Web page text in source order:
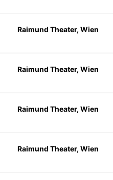
Raimund Theater, Wien
Raimund Theater, Wien
Raimund Theater, Wien
Raimund Theater, Wien